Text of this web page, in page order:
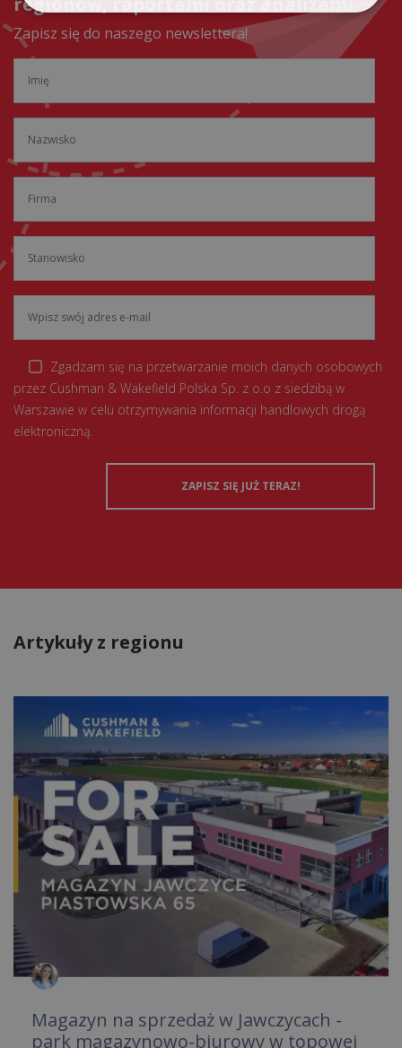
Zapisz się do naszego newslettera!
Zgadzam się na przetwarzanie moich danych osobowych
przez Cushman & Wakefield Polska Sp. z o.o z siedzibą w
Warszawie w celu otrzymywania informacji handlowych drogą
elektroniczną.
Artykuły z regionu
Magazyn na sprzedaż w Jawczycach -
park magazynowo-biurowy w topowej